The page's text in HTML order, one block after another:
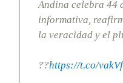
Andina celebra 44
informativa,
la veracidad y el
??https://t.co/